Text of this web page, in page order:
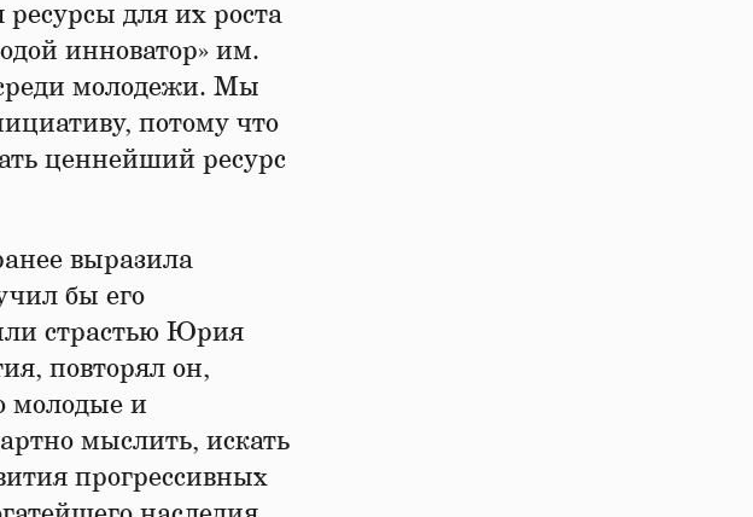
для их роста
инноватор» им.
молодежи. Мы
потому что
ценнейший ресурс
выразила
бы его
страстью Юрия
повторял он,
молодые и
мыслить, искать
прогрессивных